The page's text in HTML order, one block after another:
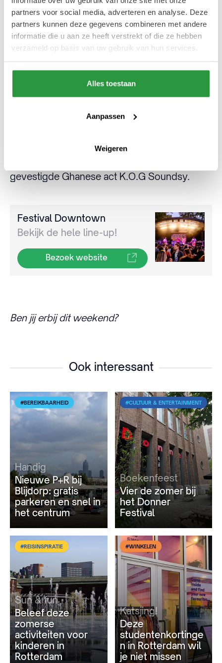
partners voor social media, adverteren en analyse. Deze
partners kunnen deze gegevens combineren met andere
informatie die u aan ze heeft verstrekt of die ze hebben
verzameld op basis van uw gebruik van hun services.
Alles toestaan
Aanpassen
Weigeren
Line-up
Dit jaar heeft het festival een geweldige line-
up, met headline acts uit het Verenigd
Headliners zijn onder andere DJ Mag's Best
British DJ in 2021 Sherelle, het Syrische
internationaal erkende Nederlandse collectief
DJ Flava D, UK artiest Iglooghost, Studio
gevestigde Ghanese act K.O.G Soundsy.
Festival Downtown
Bekijk de hele line-up!
Bezoek website
Ben jijerbij dit weekend?
Ook interessant
#BEREIKBAARHEID
Handig
Nieuwe P+R bij
Blijdorp: gratis
parkeren en snel in
het centrum
#CULTUUR & ENTERTAINMENT
Boekenfeest
Vier de zomer bij
het Donner
Festival
#REISINSPIRATIE
Sun & fun
Beleef deze
zomerse
activiteiten voor
kinderen in
Rotterdam
#WINKELEN
Katsjing!
Deze
studentenkortinge
n in Rotterdam wil
je niet missen